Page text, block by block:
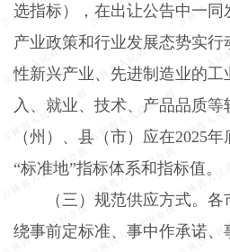
选指标），在出让公告中一同
产业政策和行业发展态势实
性新兴产业、先进制造业的工
入、就业、技术、产品品质
（州）、县（市）应在2025年
“标准地”指标体系和指标值。
（三）规范供应方式。 各
绕事前定标准、事中作承诺